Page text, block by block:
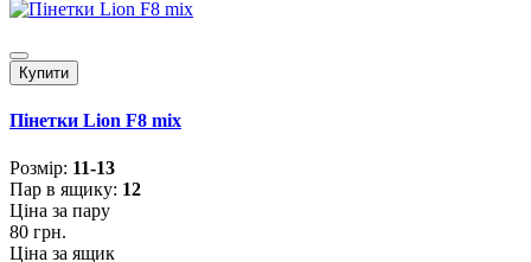
Купити
Пінетки Lion F8 mix
Розмiр: 11-13
Пар в ящику: 12
Ціна за пару
80 грн.
Ціна за ящик